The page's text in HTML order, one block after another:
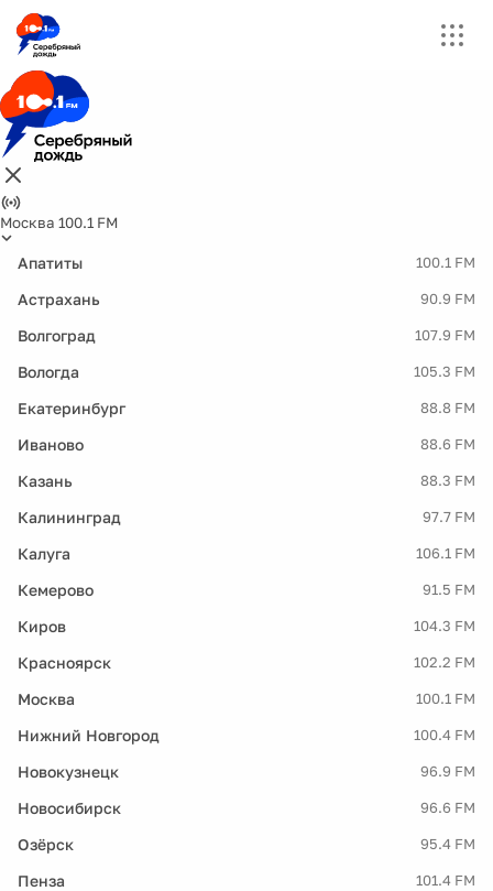
Москва 100.1 FM
Апатиты 100.1 FM
Астрахань 90.9 FM
Волгоград 107.9 FM
Вологда 105.3 FM
Екатеринбург 88.8 FM
Иваново 88.6 FM
Казань 88.3 FM
Калининград 97.7 FM
Калуга 106.1 FM
Кемерово 91.5 FM
Киров 104.3 FM
Красноярск 102.2 FM
Москва 100.1 FM
Нижний Новгород 100.4 FM
Новокузнецк 96.9 FM
Новосибирск 96.6 FM
Озёрск 95.4 FM
Пенза 101.4 FM